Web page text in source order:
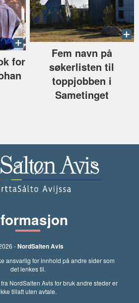
for
Fem navn på
søkerlisten til
toppjobben i
Sametinget
-NordSalten Avis
ansvarlig for innhold på andre sider som
det lenkes til.
NordSalten Avis for bruk andre steder er
tillatt uten avtale.